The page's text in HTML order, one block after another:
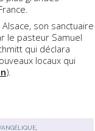
son sanctuaire
le pasteur Samuel
qui déclara
locaux qui
).
,